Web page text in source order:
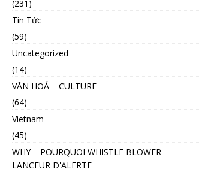
(231)
Tin Tức
(59)
Uncategorized
(14)
VĂN HOÁ – CULTURE
(64)
Vietnam
(45)
WHY – POURQUOI WHISTLE BLOWER –
LANCEUR D'ALERTE